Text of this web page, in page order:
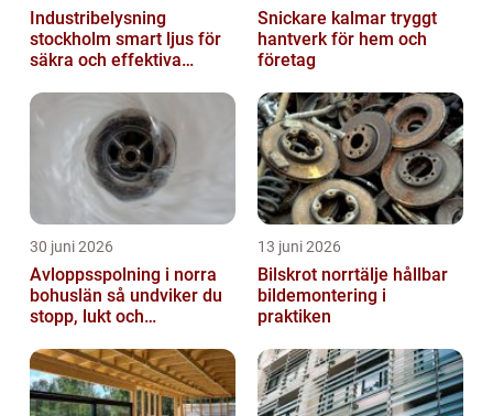
Industribelysning
stockholm smart ljus för
säkra och effektiva
Snickare kalmar tryggt
hantverk för hem och
företag
30 juni 2026
Avloppsspolning i norra
bohuslän så undviker du
stopp, lukt och
13 juni 2026
Bilskrot norrtälje hållbar
bildemontering i
praktiken